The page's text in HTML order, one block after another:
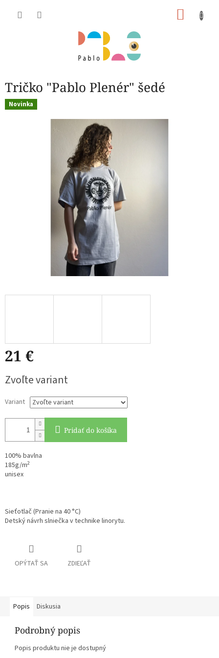
Tričko "Pablo Plenér" šedé
Novinka
21 €
cena:
Zvoľte variant
Variant
Pridať do košíka
100% bavlna
185g/m2
unisex
Sieťotlač (Pranie na 40 °C)
Detský návrh slniečka v technike linorytu.
OPÝTAŤ SA ZDIEĽAŤ
Popis Diskusia
Podrobný popis
Popis produktu nie je dostupný